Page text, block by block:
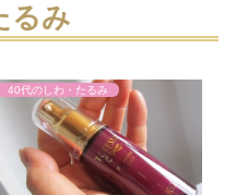
るみ
40代のしわ・たるみ